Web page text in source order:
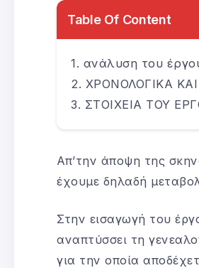
Table Of Content
ανάλυση του
ΧΡΟΝΟΛΟΓΙΚΑ
ΣΤΟΙΧΕΙΑ ΤΟΥ
Απ’την άποψη της
έχουμε δηλαδή
Στην εισαγωγή του
αναπτύσσει τη
για την οποία